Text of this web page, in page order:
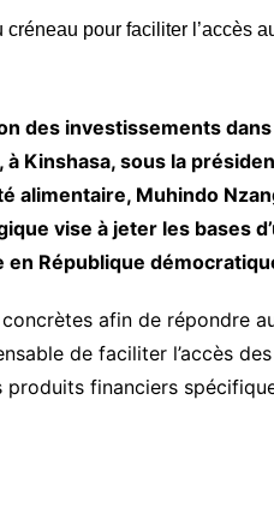
des investissements
à Kinshasa, sous la
alimentaire, Muhindo
vise à jeter les bases
République
afin de répondre
de faciliter l’accès des
financiers